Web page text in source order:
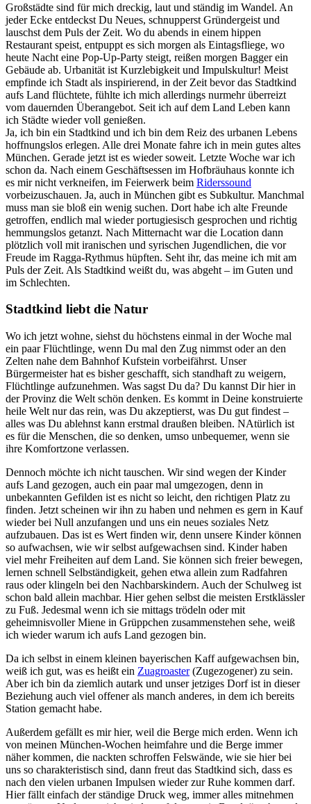
Großstädte sind für mich dreckig, laut und ständig im Wandel. An
jeder Ecke entdeckst Du Neues, schnupperst Gründergeist und
lauschst dem Puls der Zeit. Wo du abends in einem hippen
Restaurant speist, entpuppt es sich morgen als Eintagsfliege, wo
heute Nacht eine Pop-Up-Party steigt, reißen morgen Bagger ein
Gebäude ab. Urbanität ist Kurzlebigkeit und Impulskultur! Meist
empfinde ich Stadt als inspirierend, in der Zeit bevor das Stadtkind
aufs Land flüchtete, fühlte ich mich allerdings nurmehr überreizt
vom dauernden Überangebot. Seit ich auf dem Land Leben kann
ich Städte wieder voll genießen.
Ja, ich bin ein Stadtkind und ich bin dem Reiz des urbanen Lebens
hoffnungslos erlegen. Alle drei Monate fahre ich in mein gutes altes
München. Gerade jetzt ist es wieder soweit. Letzte Woche war ich
schon da. Nach einem Geschäftsessen im Hofbräuhaus konnte ich
es mir nicht verkneifen, im Feierwerk beim Riderssound
vorbeizuschauen. Ja, auch in München gibt es Subkultur. Manchmal
muss man sie bloß ein wenig suchen. Dort habe ich alte Freunde
getroffen, endlich mal wieder portugiesisch gesprochen und richtig
hemmungslos getanzt. Nach Mitternacht war die Location dann
plötzlich voll mit iranischen und syrischen Jugendlichen, die vor
Freude im Ragga-Rythmus hüpften. Seht ihr, das meine ich mit am
Puls der Zeit. Als Stadtkind weißt du, was abgeht – im Guten und
im Schlechten.
Stadtkind liebt die Natur
Wo ich jetzt wohne, siehst du höchstens einmal in der Woche mal
ein paar Flüchtlinge, wenn Du mal den Zug nimmst oder an den
Zelten nahe dem Bahnhof Kufstein vorbeifährst. Unser
Bürgermeister hat es bisher geschafft, sich standhaft zu weigern,
Flüchtlinge aufzunehmen. Was sagst Du da? Du kannst Dir hier in
der Provinz die Welt schön denken. Es kommt in Deine konstruierte
heile Welt nur das rein, was Du akzeptierst, was Du gut findest –
alles was Du ablehnst kann erstmal draußen bleiben. NAtürlich ist
es für die Menschen, die so denken, umso unbequemer, wenn sie
ihre Komfortzone verlassen.
Dennoch möchte ich nicht tauschen. Wir sind wegen der Kinder
aufs Land gezogen, auch ein paar mal umgezogen, denn in
unbekannten Gefilden ist es nicht so leicht, den richtigen Platz zu
finden. Jetzt scheinen wir ihn zu haben und nehmen es gern in Kauf
wieder bei Null anzufangen und uns ein neues soziales Netz
aufzubauen. Das ist es Wert finden wir, denn unsere Kinder können
so aufwachsen, wie wir selbst aufgewachsen sind. Kinder haben
viel mehr Freiheiten auf dem Land. Sie können sich freier bewegen,
lernen schnell Selbständigkeit, gehen etwa allein zum Radfahren
raus oder klingeln bei den Nachbarskindern. Auch der Schulweg ist
schon bald allein machbar. Hier gehen selbst die meisten Erstklässler
zu Fuß. Jedesmal wenn ich sie mittags trödeln oder mit
geheimnisvoller Miene in Grüppchen zusammenstehen sehe, weiß
ich wieder warum ich aufs Land gezogen bin.
Da ich selbst in einem kleinen bayerischen Kaff aufgewachsen bin,
weiß ich gut, was es heißt ein Zuagroaster(Zugezogener) zu sein.
Aber ich bin da ziemlich autark und unser jetziges Dorf ist in dieser
Beziehung auch viel offener als manch anderes, in dem ich bereits
Station gemacht habe.
Außerdem gefällt es mir hier, weil die Berge mich erden. Wenn ich
von meinen München-Wochen heimfahre und die Berge immer
näher kommen, die nackten schroffen Felswände, wie sie hier bei
uns so charakteristisch sind, dann freut das Stadtkind sich, dass es
nach den vielen urbanen Impulsen wieder zur Ruhe kommen darf.
Hier fällt einfach der ständige Druck weg, immer alles mitnehmen